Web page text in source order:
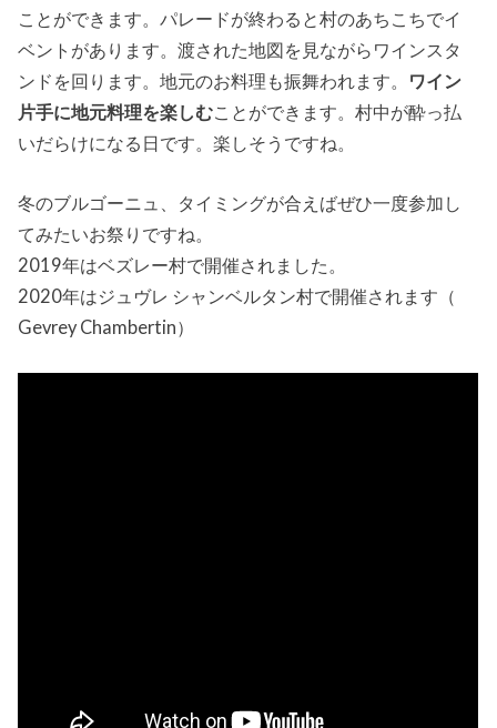
ことができます。パレードが終わると村のあちこちでイ
ベントがあります。渡された地図を見ながらワインスタ
ンドを回ります。地元のお料理も振舞われます。 ワイン
片手に地元料理を楽しむことができます。村中が酔っ払
いだらけになる日です。楽しそうですね。
冬のブルゴーニュ、タイミングが合えばぜひ一度参加し
てみたいお祭りですね。
2019年はベズレー村で開催されました。
2020年はジュヴレ シャンベルタン村で開催されます（
Gevrey Chambertin）